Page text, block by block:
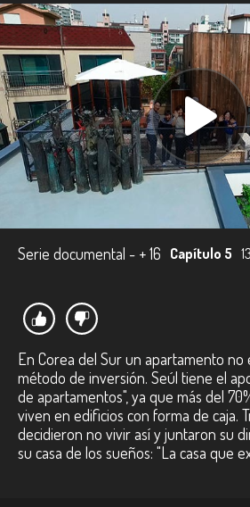
Serie documental - + 16 Capítulo 5
En Corea del Sur un apartamento no
método de inversión. Seúl tiene el
de apartamentos", ya que más del
viven en edificios con forma de caja.
decidieron no vivir así y juntaron su
su casa de los sueños: "La casa que